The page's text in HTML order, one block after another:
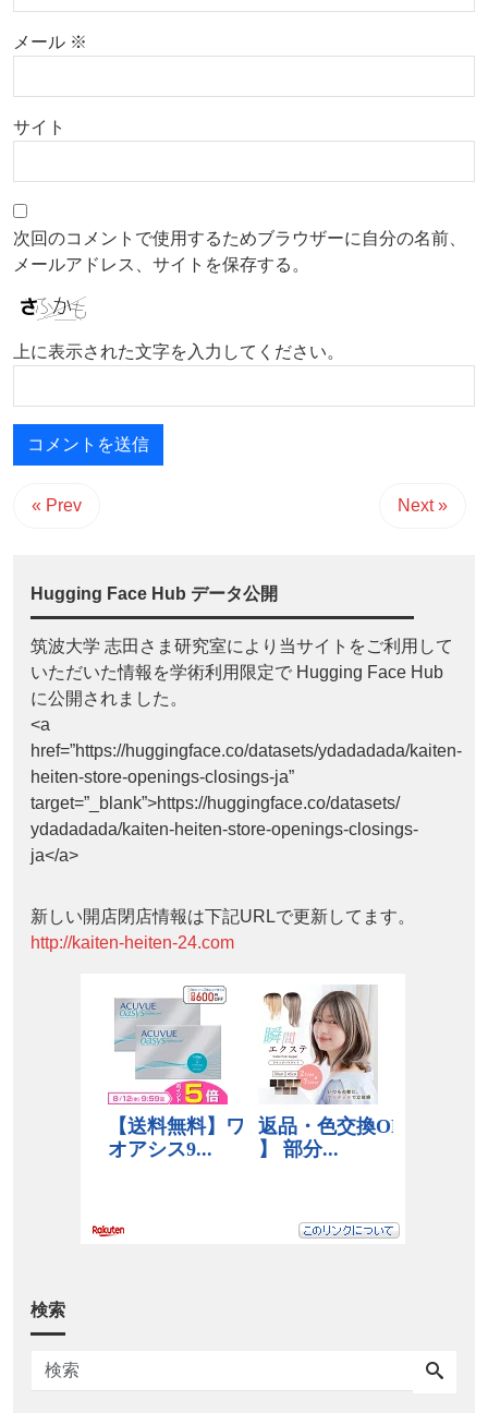
メール ※
サイト
次回のコメントで使用するためブラウザーに自分の名前、
メールアドレス、サイトを保存する。
上に表示された文字を入力してください。
« Prev Next »
Hugging Face Hub データ公開
筑波大学 志田さま研究室により当サイトをご利用して
いただいた情報を学術利用限定で Hugging Face Hub
に公開されました。
<a
href=”https://huggingface.co/datasets/ydadadada/kaiten-
heiten-store-openings-closings-ja”
target=”_blank”>https://huggingface.co/datasets/
ydadadada/kaiten-heiten-store-openings-closings-
ja</a>
新しい開店閉店情報は下記URLで更新してます。
http://kaiten-heiten-24.com
検索